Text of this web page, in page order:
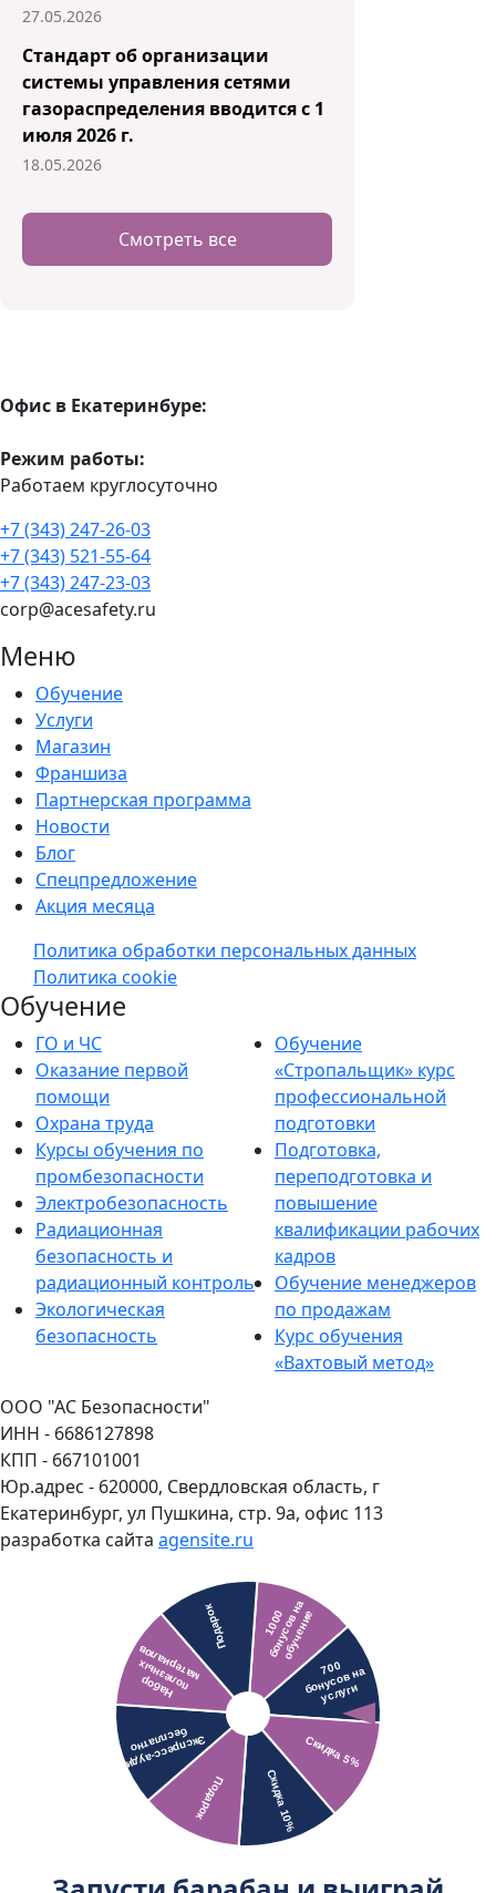
27.05.2026
Стандарт об организации
системы управления сетями
газораспределения вводится с 1
июля 2026 г.
18.05.2026
Смотреть все
Офис в Екатеринбуре:
Режим работы:
Работаем круглосуточно
+7 (343) 247-26-03
+7 (343) 521-55-64
+7 (343) 247-23-03
corp@acesafety.ru
Меню
Обучение
Услуги
Магазин
Франшиза
Партнерская программа
Новости
Блог
Спецпредложение
Акция месяца
Политика обработки персональных данных
Политика cookie
Обучение
ГО и ЧС
Оказание первой
помощи
Охрана труда
Курсы обучения по
промбезопасности
Электробезопасность
Радиационная
безопасность и
радиационный контроль
Экологическая
безопасность
Обучение
«Стропальщик» курс
профессиональной
подготовки
Подготовка,
переподготовка и
повышение
квалификации рабочих
кадров
Обучение менеджеров
по продажам
Курс обучения
«Вахтовый метод»
ООО "АС Безопасности"
ИНН - 6686127898
КПП - 667101001
Юр.адрес - 620000, Свердловская область, г
Екатеринбург, ул Пушкина, стр. 9а, офис 113
разработка сайта agensite.ru